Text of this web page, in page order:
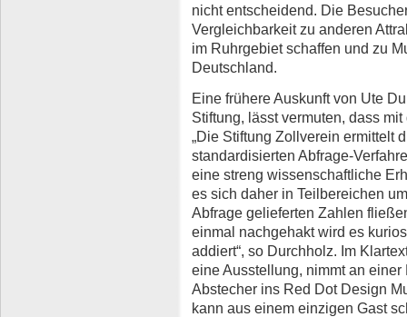
nicht entscheidend. Die
Vergleichbarkeit zu anderen
im Ruhrgebiet schaffen und zu
Deutschland.
Eine frühere Auskunft von Ute
Stiftung, lässt vermuten, dass
„Die Stiftung Zollverein ermittelt
standardisierten Abfrage-
eine streng wissenschaftliche
es sich daher in Teilbereichen
Abfrage gelieferten Zahlen
einmal nachgehakt wird es
addiert“, so Durchholz. Im
eine Ausstellung, nimmt an
Abstecher ins Red Dot Design
kann aus einem einzigen Gast